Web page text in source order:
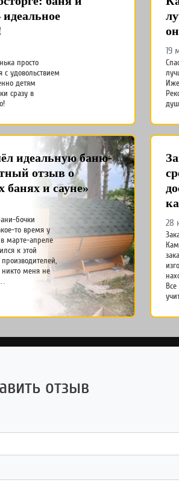
просто
с удовольствием
детям
сразу в
19
идеальную баню-
отзыв о
банях и сауне»
бочки
то время у
марте-апреле
к этой
никто меня не
28
отзыв